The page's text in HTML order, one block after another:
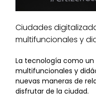
Ciudades
multifuncionales y
La tecnología como
multifuncionales y
nuevas maneras de
disfrutar de la ciudad.